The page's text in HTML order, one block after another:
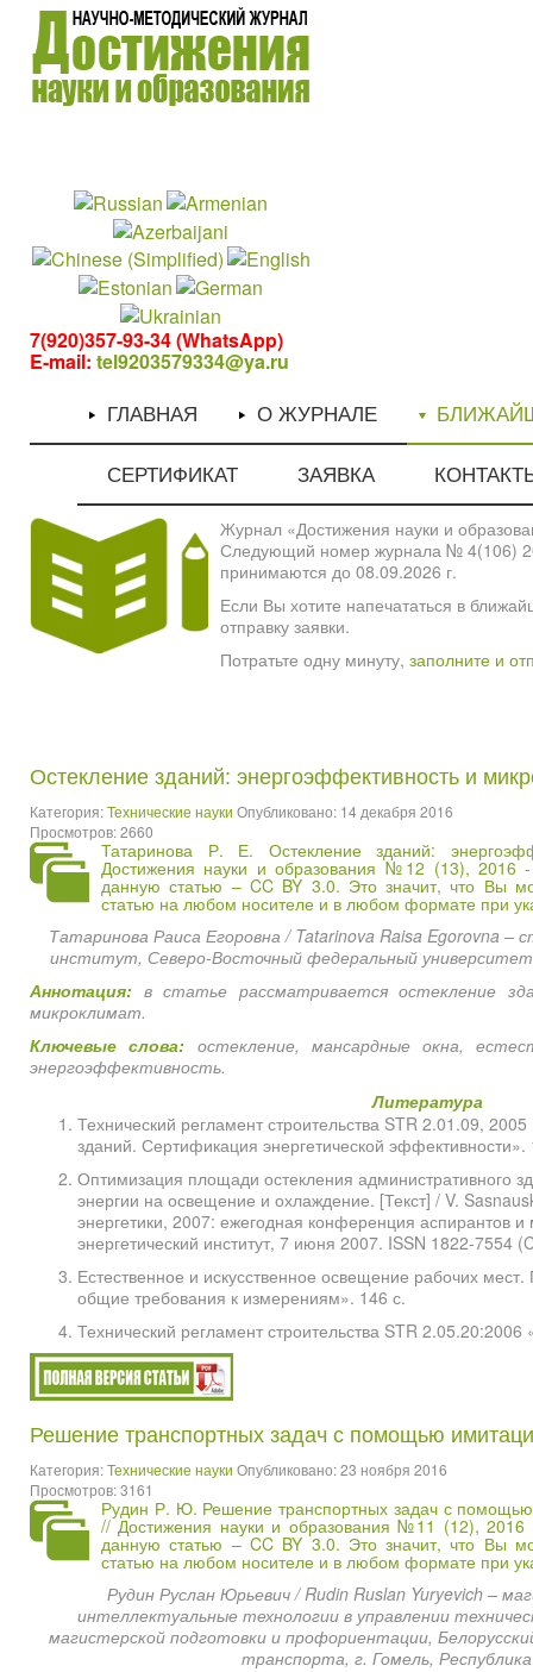
7(920)357-93-34 (WhatsApp)
E-mail: tel9203579334@ya.ru
ГЛАВНАЯ О ЖУРНАЛЕ
СЕРТИФИКАТ ЗАЯВКА
Журнал «Достижения науки и
Следующий номер журнала № 4(106)
принимаются до 08.09.2026 г.
Если Вы хотите напечататься в
отправку заявки.
Потратьте одну минуту, заполните и
Остекление зданий: энергоэффективность и
Категория:Технические науки Опубликовано: 14 декабря 2016
Просмотров: 2660
Татаринова Р. Е. Остекление зданий:
Достижения науки и образования №12 (13),
данную статью – CC BY 3.0. Это значит, что Вы
статью на любом носителе и в любом формате при
Татаринова Раиса Егоровна / Tatarinova Raisa Egorovna –
институт, Северо-Восточный федеральный
Аннотация: в статье рассматривается остекление
микроклимат.
Ключевые слова: остекление, мансардные окна,
энергоэффективность.
Литература
Технический регламент строительства STR 2.01.09,
зданий. Сертификация энергетической эффективности».
Оптимизация площади остекления административного
энергии на освещение и охлаждение. [Текст] / V.
энергетики, 2007: ежегодная конференция аспирантов
энергетический институт, 7 июня 2007. ISSN 1822-7554
Естественное и искусственное освещение рабочих
общие требования к измерениям». 146 с.
Технический регламент строительства STR
Решение транспортных задач с помощью
Категория:Технические науки Опубликовано: 23 ноября 2016
Просмотров: 3161
Рудин Р. Ю. Решение транспортных задач с
// Достижения науки и образования №11 (12),
данную статью – CC BY 3.0. Это значит, что Вы
статью на любом носителе и в любом формате при
Рудин Руслан Юрьевич / Rudin Ruslan Yuryevich –
интеллектуальные технологии в управлении
магистерской подготовки и профориентации,
транспорта, г. Гомель,